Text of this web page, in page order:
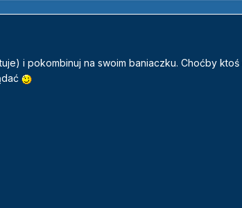
i pokombinuj na swoim baniaczku. Choćby ktoś